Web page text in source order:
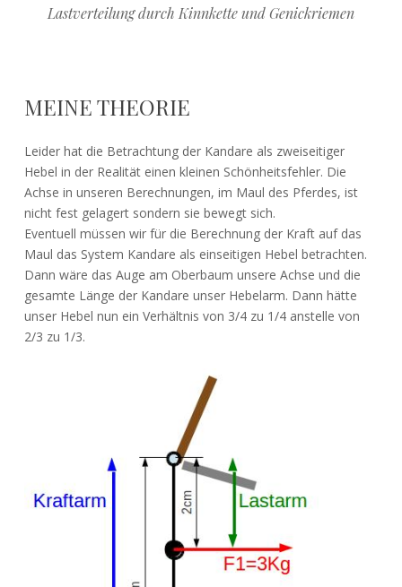
Lastverteilung durch Kinnkette und Genickriemen
MEINE THEORIE
Leider hat die Betrachtung der Kandare als zweiseitiger
Hebel in der Realität einen kleinen Schönheitsfehler. Die
Achse in unseren Berechnungen, im Maul des Pferdes, ist
nicht fest gelagert sondern sie bewegt sich.
Eventuell müssen wir für die Berechnung der Kraft auf das
Maul das System Kandare als einseitigen Hebel betrachten.
Dann wäre das Auge am Oberbaum unsere Achse und die
gesamte Länge der Kandare unser Hebelarm. Dann hätte
unser Hebel nun ein Verhältnis von 3/4 zu 1/4 anstelle von
2/3 zu 1/3.